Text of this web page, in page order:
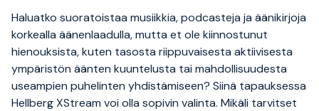
Haluatko suoratoistaa musiikkia, podcasteja ja äänikirjoja
korkealla äänenlaadulla, mutta et ole kiinnostunut
hienouksista, kuten tasosta riippuvaisesta aktiivisesta
ympäristön äänten kuuntelusta tai mahdollisuudesta
useampien puhelinten yhdistämiseen? Siinä tapauksessa
Hellberg XStream voi olla sopivin valinta. Mikäli tarvitset